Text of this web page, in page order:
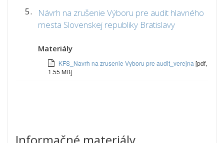
5.
Návrh na zrušenie Výboru pre audit hlavného
mesta Slovenskej republiky Bratislavy
Materiály
KFS_Navrh na zrusenie Vyboru pre audit_verejna [pdf,
1.55 MB]